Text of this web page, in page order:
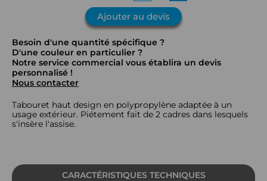
Ajouter au devis
Besoin d'une quantité spécifique ?
D'une couleur en particulier ?
Notre service commercial vous établira un devis
personnalisé !
Nous contacter
Tabouret haut design en polypropylène adaptée à un
usage extérieur. Piétement fait de 2 cadres dans lesquels
s'insère l'assise.
CARACTÉRISTIQUES TECHNIQUES